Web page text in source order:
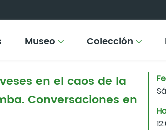
Museo Colección
en el caos de la
Conversaciones en